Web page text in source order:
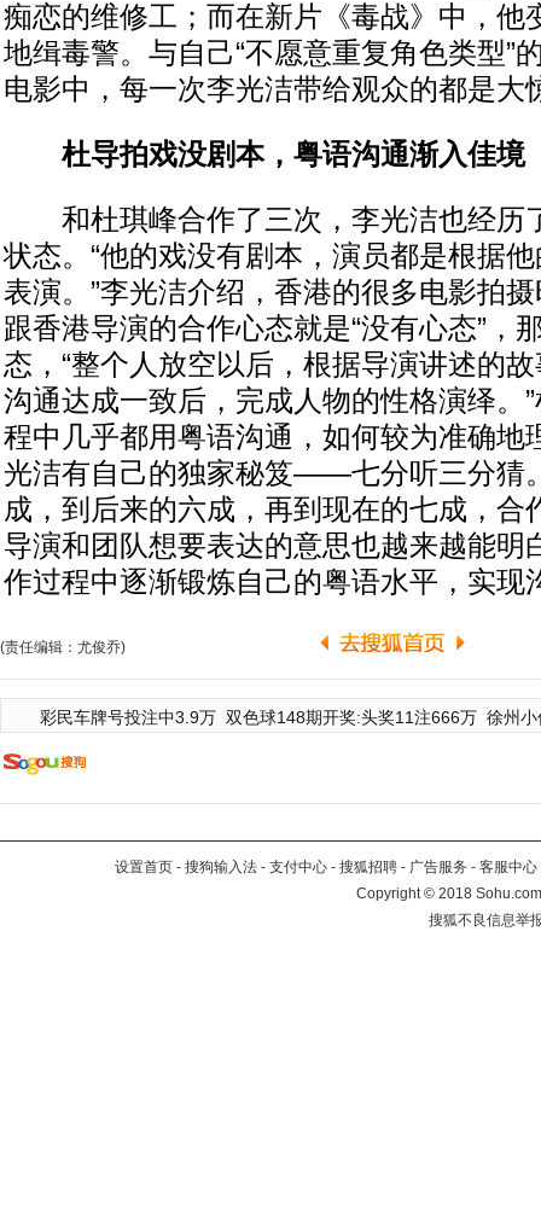
痴恋的维修工；而在新片《毒战》中，他
地缉毒警。与自己“不愿意重复角色类型”
电影中，每一次李光洁带给观众的都是大
杜导拍戏没剧本，粤语沟通渐入佳境
和杜琪峰合作了三次，李光洁也经历
状态。“他的戏没有剧本，演员都是根据
表演。”李光洁介绍，香港的很多电影拍
跟香港导演的合作心态就是“没有心态”，
态，“整个人放空以后，根据导演讲述的
沟通达成一致后，完成人物的性格演绎。
程中几乎都用粤语沟通，如何较为准确地
光洁有自己的独家秘笈——七分听三分猜
成，到后来的六成，再到现在的七成，合
导演和团队想要表达的意思也越来越能明
作过程中逐渐锻炼自己的粤语水平，实现
(责任编辑：尤俊乔)
彩民车牌号投注中3.9万 双色球148期开奖:头奖11注666万 徐州
设置首页 - 搜狗输入法 - 支付中心 - 搜狐招聘 - 广告服务 - 客服中心
Copyright©2018
搜狐不良信息举